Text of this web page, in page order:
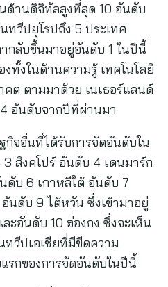
ด้านดิจิทัลสูงที่สุด 10 อันดับ
ทวีปยุโรปถึง 5 ประเทศ
กลับขึ้นมาอยู่อันดับ 1 ในปีนี้
ทั้งในด้านความรู้ เทคโนโลยี
ต ตามมาด้วย เนเธอร์แลนด์
อันดับจากปีที่ผ่านมา
กิจอื่นที่ได้รับการจัดอันดับใน
สิงคโปร์ อันดับ 4 เดนมาร์ก
ดับ 6 เกาหลีใต้ อันดับ 7
นดับ 9 ไต้หวัน ซึ่งเข้ามาอยู่
ะอันดับ 10 ฮ่องกง ซึ่งจะเห็น
ทวีปเอเชียที่มีขีดความ
รกของการจัดอันดับในปีนี้